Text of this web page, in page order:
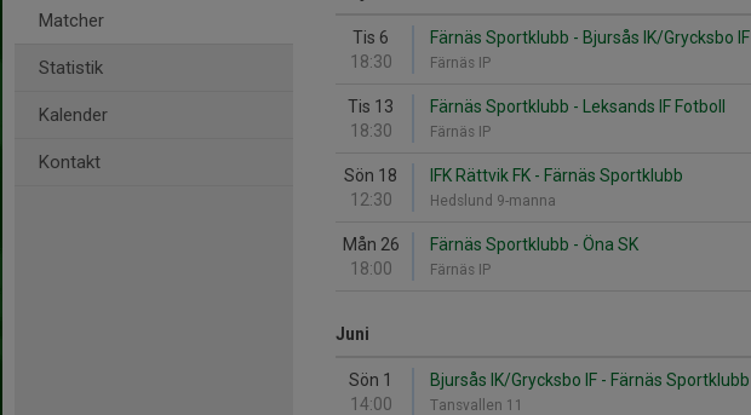
Matcher
Statistik
Kalender
Kontakt
Tis 6
18:30
Färnäs Sportklubb - Bjursås IK/Grycksbo IF
Färnäs IP
Tis 13
18:30
Färnäs Sportklubb - Leksands IF Fotboll
Färnäs IP
Sön 18
12:30
IFK Rättvik FK - Färnäs Sportklubb
Hedslund 9-manna
Mån 26
18:00
Färnäs Sportklubb - Öna SK
Färnäs IP
Juni
Sön 1
14:00
Bjursås IK/Grycksbo IF - Färnäs Sportklubb
Tansvallen 11